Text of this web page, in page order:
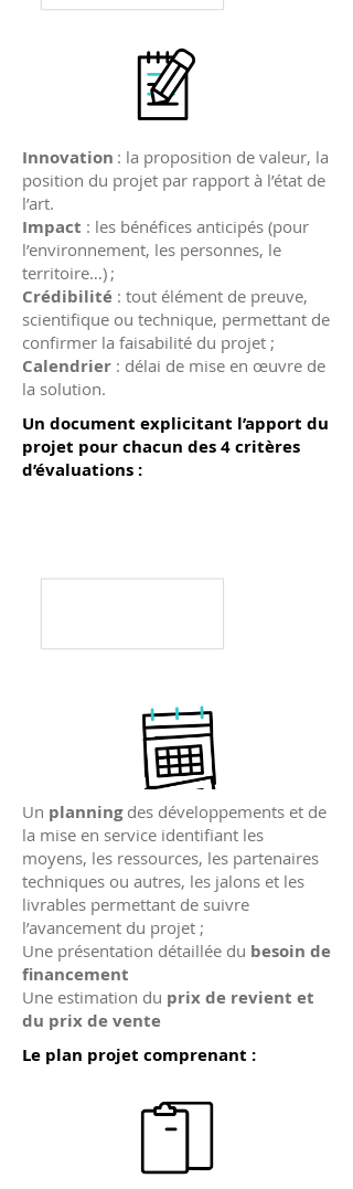
Innovation : la proposition de valeur, la
position du projet par rapport à l’état de
l’art.
Impact : les bénéfices anticipés (pour
l’environnement, les personnes, le
territoire…) ;
Crédibilité : tout élément de preuve,
scientifique ou technique, permettant de
confirmer la faisabilité du projet ;
Calendrier : délai de mise en œuvre de
la solution.
Un document explicitant l’apport du
projet pour chacun des 4 critères
d’évaluations :
Un planningdes développements et de
la mise en service identifiant les
moyens, les ressources, les partenaires
techniques ou autres, les jalons et les
livrables permettant de suivre
l’avancement du projet ;
Une présentation détaillée du besoin de
financement
Une estimation du prix de revient et
du prix de vente​
Le plan projet comprenant :